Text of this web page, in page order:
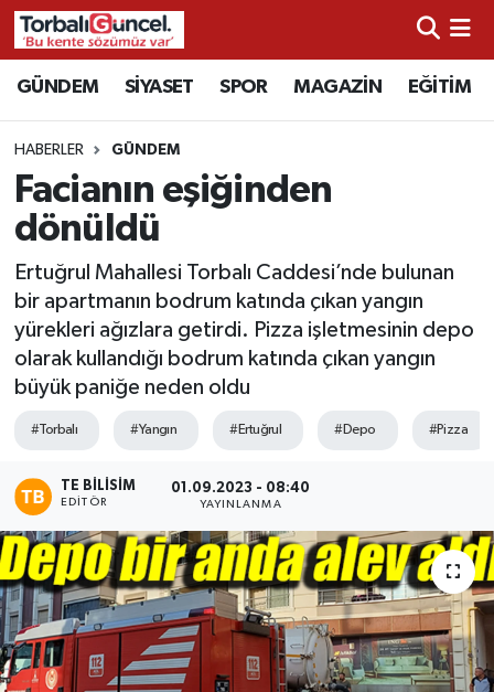
GÜNDEM SİYASET SPOR MAGAZİN EĞİTİM
HABERLER GÜNDEM
Facianın eşiğinden
dönüldü
Ertuğrul Mahallesi Torbalı Caddesi’nde bulunan
bir apartmanın bodrum katında çıkan yangın
yürekleri ağızlara getirdi. Pizza işletmesinin depo
olarak kullandığı bodrum katında çıkan yangın
büyük paniğe neden oldu
#Torbalı #Yangın #Ertuğrul #Depo #Pizza
TE BILISIM
EDITÖR
01.09.2023 - 08:40
YAYINLANMA
İzmir Nöbetçi Eczaneler
İzmir Hava Durumu
İzmir Namaz Vakitleri
Süper Lig Puan Durumu ve Fikstür
Tüm Manşetler
Son Dakika Haberleri
Haber Arşivi